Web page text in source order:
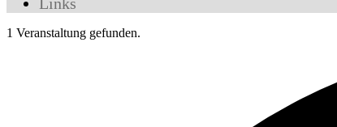
1 Veranstaltung gefunden.